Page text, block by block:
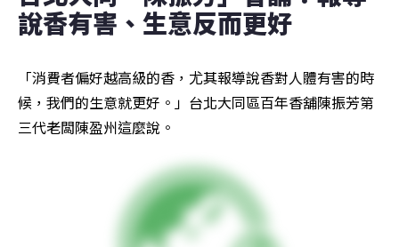
說香有害、生意反而更好
「消費者偏好越高級的香，尤其報導說香對人體有害的時
候，我們的生意就更好。」台北大同區百年香舖陳振芳第
三代老闆陳盈州這麼說。